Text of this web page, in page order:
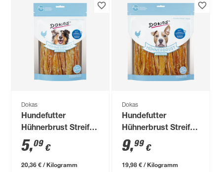
Dokas
Hundefutter
Hühnerbrust Streifen
250 g
5,09 €
20,36 € / Kilogramm
Dokas
Hundefutter
Hühnerbrust Streifen
500 g
9,99 €
19,98 € / Kilogramm